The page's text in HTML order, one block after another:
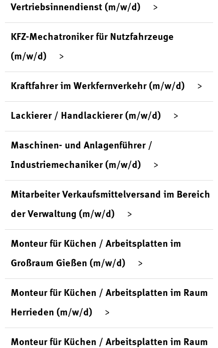
Vertriebsinnendienst (m/w/d)
KFZ-Mechatroniker für Nutzfahrzeuge
(m/w/d)
Kraftfahrer im Werkfernverkehr (m/w/d)
Lackierer / Handlackierer (m/w/d)
Maschinen- und Anlagenführer /
Industriemechaniker (m/w/d)
Mitarbeiter Verkaufsmittelversand im Bereich
der Verwaltung (m/w/d)
Monteur für Küchen / Arbeitsplatten im
Großraum Gießen (m/w/d)
Monteur für Küchen / Arbeitsplatten im Raum
Herrieden (m/w/d)
Monteur für Küchen / Arbeitsplatten im Raum